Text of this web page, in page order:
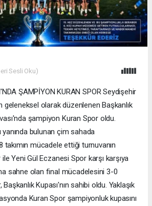
Sesli Oku)
ŞAMPİYON KURAN SPOR Seydişehir
geleneksel olarak düzenlenen Başkanlık
şampiyon Kuran Spor oldu.
bulunan çim sahada
mücadele ettiği turnuvanın
Yeni Gül Eczanesi Spor karşı karşıya
sahne olan final mücadelesini 3-0
Kupası'nın sahibi oldu. Yaklaşık
Kuran Spor şampiyonluk kupasını